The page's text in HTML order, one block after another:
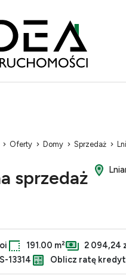
Oferty Domy Sprzedaż
sprzedaż
ulubionych
191.00 m² 2 094,24
13314 Oblicz ratę